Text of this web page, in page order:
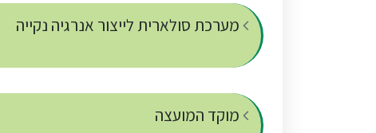
מערכת סולארית לייצור אנרגיה נקייה
מוקד המועצה